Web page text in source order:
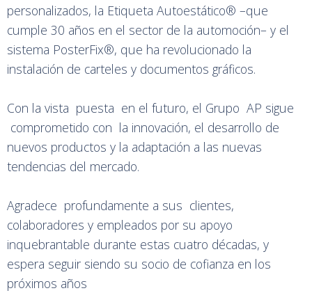
personalizados, la Etiqueta Autoestático® –que
cumple 30 años en el sector de la automoción– y el
sistema PosterFix®, que ha revolucionado la
instalación de carteles y documentos gráficos.
Con la vista puesta en el futuro, el Grupo AP sigue
comprometido con la innovación, el desarrollo de
nuevos productos y la adaptación a las nuevas
tendencias del mercado.
Agradece profundamente a sus clientes,
colaboradores y empleados por su apoyo
inquebrantable durante estas cuatro décadas, y
espera seguir siendo su socio de cofianza en los
próximos años